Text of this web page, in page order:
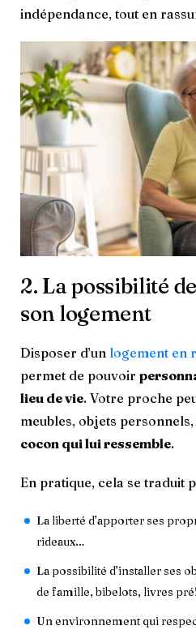
indépendance, tout en
2. La possibilité
son logement
Disposer d’un logement en
permet de pouvoir
lieu de vie. Votre proche
meubles, objets
cocon qui lui ressemble.
En pratique, cela se traduit
La liberté d’apporter ses
rideaux…
La possibilité d’installer ses
de famille, bibelots, livres
Un environnement qui